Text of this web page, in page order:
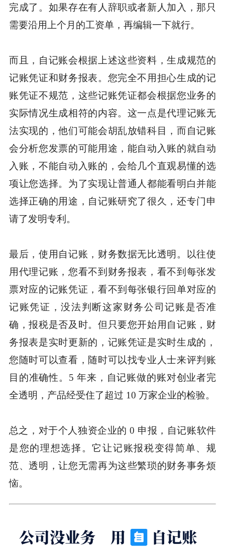
完成了。如果存在有人辞职或者新人加入，那只
需要沿用上个月的工资单，再编辑一下就行。
而且，自记账会根据上述这些资料，生成规范的
记账凭证和财务报表。您完全不用担心生成的记
账凭证不规范，这些记账凭证都会根据您业务的
实际情况生成相符的内容。这一点是代理记账无
法实现的，他们可能会胡乱放错科目，而自记账
会分析您发票的可能用途，能自动入账的就自动
入账，不能自动入账的，会给几个直观易懂的选
项让您选择。为了实现让普通人都能看明白并能
选择正确的用途，自记账研究了很久，还专门申
请了发明专利。
最后，使用自记账，财务数据无比透明。以往使
用代理记账，您看不到财务报表，看不到每张发
票对应的记账凭证，看不到每张银行回单对应的
记账凭证，没法判断这家财务公司记账是否准
确，报税是否及时。但只要您开始用自记账，财
务报表是实时更新的，记账凭证是实时生成的，
您随时可以查看，随时可以找专业人士来评判账
目的准确性。5 年来，自记账做的账对创业者完
全透明，产品经受住了超过 10 万家企业的检验。
总之，对于个人独资企业的 0 申报，自记账软件
是您的理想选择。它让记账报税变得简单、规
范、透明，让您无需再为这些繁琐的财务事务烦
恼。